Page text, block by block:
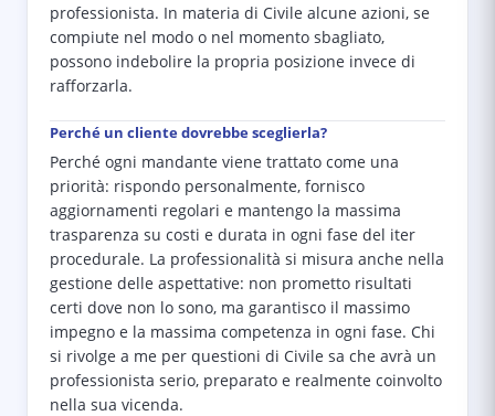
professionista. In materia di Civile alcune azioni, se
compiute nel modo o nel momento sbagliato,
possono indebolire la propria posizione invece di
rafforzarla.
Perché un cliente dovrebbe sceglierla?
Perché ogni mandante viene trattato come una
priorità: rispondo personalmente, fornisco
aggiornamenti regolari e mantengo la massima
trasparenza su costi e durata in ogni fase del iter
procedurale. La professionalità si misura anche nella
gestione delle aspettative: non prometto risultati
certi dove non lo sono, ma garantisco il massimo
impegno e la massima competenza in ogni fase. Chi
si rivolge a me per questioni di Civile sa che avrà un
professionista serio, preparato e realmente coinvolto
nella sua vicenda.